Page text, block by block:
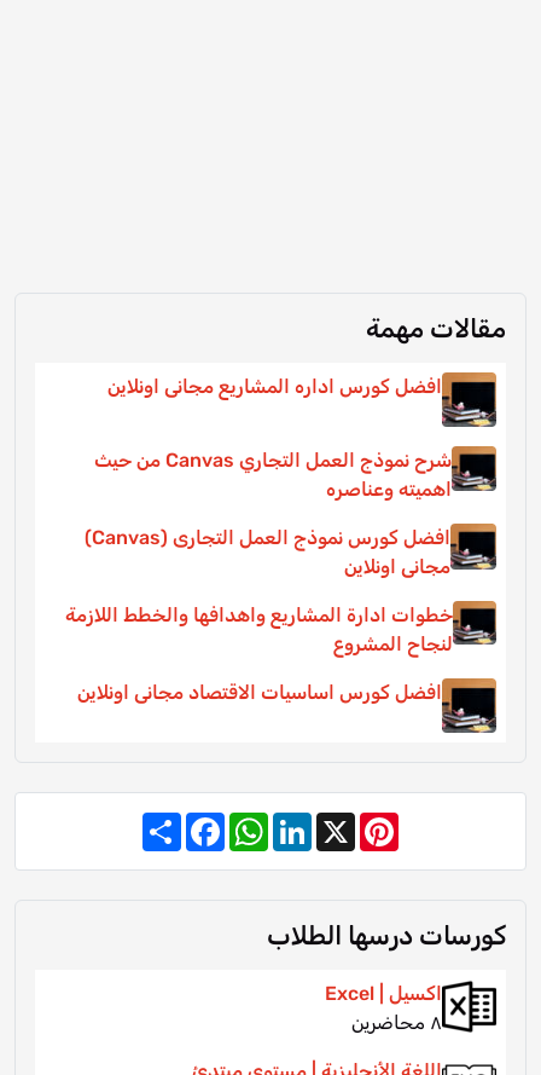
مقالات مهمة
افضل كورس اداره المشاريع مجانى اونلاين
شرح نموذج العمل التجاري Canvas من حيث
اهميته وعناصره
افضل كورس نموذج العمل التجارى (Canvas)
مجانى اونلاين
خطوات ادارة المشاريع واهدافها والخطط اللازمة
لنجاح المشروع
افضل كورس اساسيات الاقتصاد مجانى اونلاين
Share
Facebook
WhatsAppLinkedIn X
Pinterest
كورسات درسها الطلاب
اكسيل | Excel
٨ محاضرين
اللغة الأنجليزية | مستوى مبتدئ